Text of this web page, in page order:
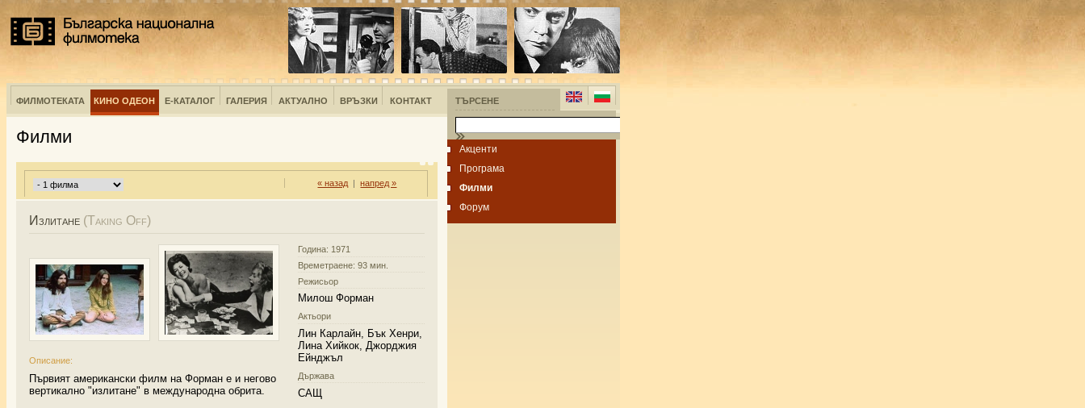
ФИЛМОТЕКАТА КИНО ОДЕОН Е-КАТАЛОГ ГАЛЕРИЯ АКТУАЛНО ВРЪЗКИ КОНТАКТ ТЪРСЕНЕ
Акценти
Програма
Филми
Форум
Филми
« назад |напред »
Излитане (Taking Off)
Описание:
Първият американски филм на Форман е и негово
вертикално "излитане" в международна обрита.
Година: 1971
Времетраене: 93 мин.
Режисьор
Милош Форман
Актьори
Лин Карлайн, Бък Хенри,
Лина Хийкок, Джорджия
Ейнджъл
Държава
САЩ